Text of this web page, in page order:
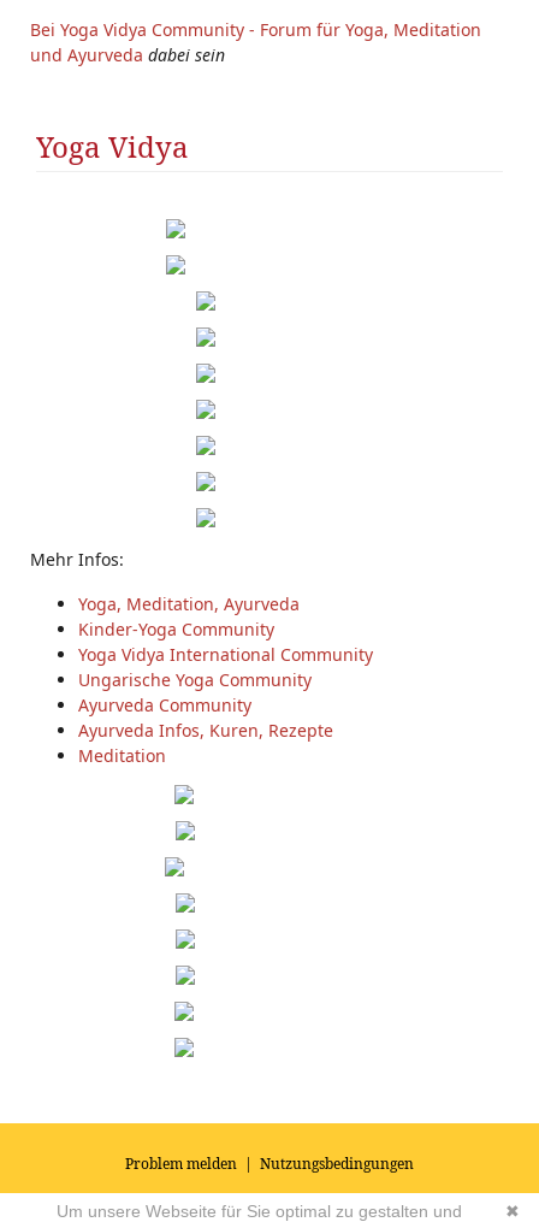
Bei Yoga Vidya Community - Forum für Yoga, Meditation
und Ayurveda dabei sein
Yoga Vidya
Mehr Infos:
Yoga, Meditation, Ayurveda
Kinder-Yoga Community
Yoga Vidya International Community
Ungarische Yoga Community
Ayurveda Community
Ayurveda Infos, Kuren, Rezepte
Meditation
Problem melden | Nutzungsbedingungen
© 2026Impressum|Datenschutz|AGB's| Yoga Vidya Community -
✖
Um unsere Webseite für Sie optimal zu gestalten und